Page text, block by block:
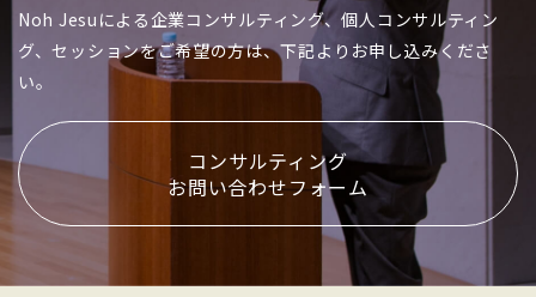
Noh Jesuによる企業コンサルティング、個人コンサルティン
グ、セッションをご希望の方は、下記よりお申し込みくださ
い。
コンサルティング
お問い合わせフォーム